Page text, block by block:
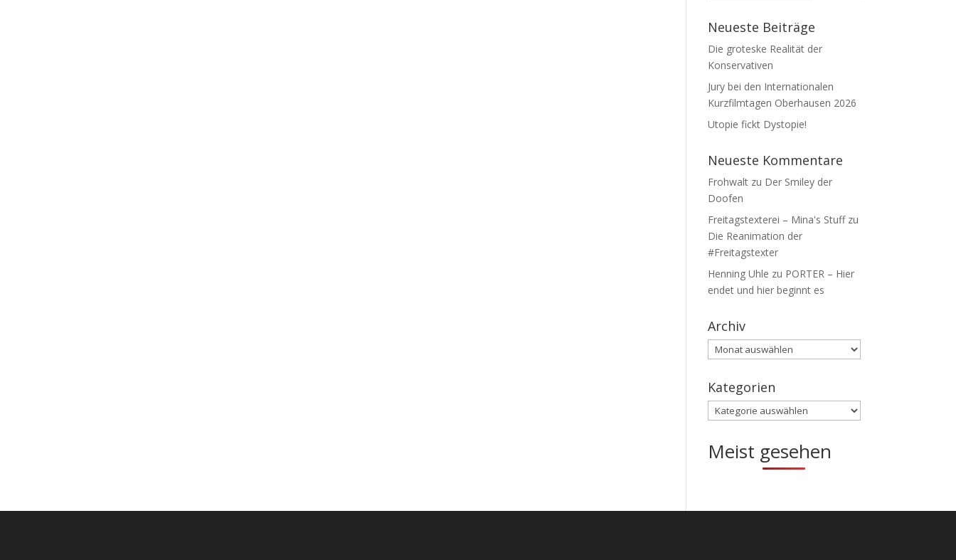
Neueste Beiträge
Die groteske Realität der
Konservativen
Jury bei den Internationalen
Kurzfilmtagen Oberhausen 2026
Utopie fickt Dystopie!
Neueste Kommentare
Frohwaltzu Der Smiley der
Doofen
Freitagstexterei – Mina's Stuffzu
Die Reanimation der
#Freitagstexter
Henning Uhle zu PORTER – Hier
endet und hier beginnt es
Archiv
Archiv
Kategorien
Kategorien
Meist gesehen